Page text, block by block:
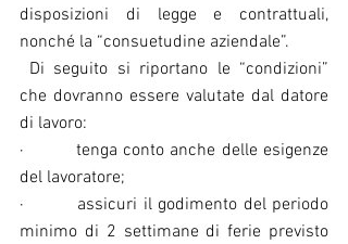
disposizioni di legge e contrattuali,
nonché la “consuetudine aziendale”.
Di seguito si riportano le “condizioni”
che dovranno essere valutate dal datore
di lavoro:
·         tenga conto anche delle esigenze
del lavoratore;
·         assicuri il godimento del periodo
minimo di 2 settimane di ferie previsto